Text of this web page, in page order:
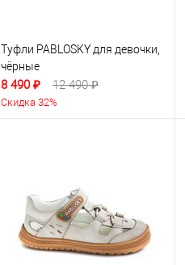
Туфли PABLOSKY для девочки,
чёрные
8 490 ₽ 12 490 ₽
Скидка 32%